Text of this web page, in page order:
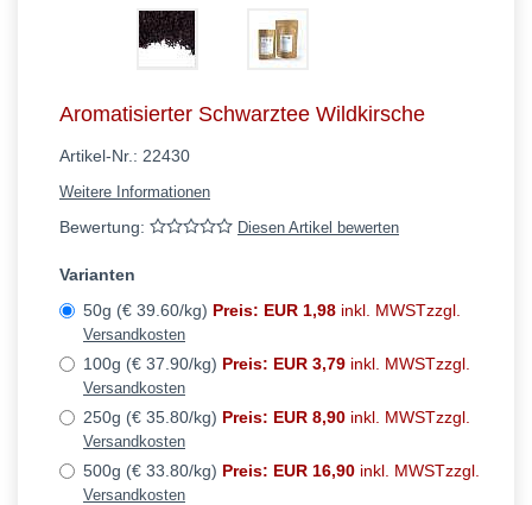
Aromatisierter Schwarztee Wildkirsche
Artikel-Nr.: 22430
Weitere Informationen
Bewertung: Diesen Artikel bewerten
Varianten
50g (€ 39.60/kg) Preis: EUR 1,98 inkl. MWSTzzgl.
Versandkosten
100g (€ 37.90/kg) Preis: EUR 3,79 inkl. MWSTzzgl.
Versandkosten
250g (€ 35.80/kg) Preis: EUR 8,90 inkl. MWSTzzgl.
Versandkosten
500g (€ 33.80/kg) Preis: EUR 16,90 inkl. MWSTzzgl.
Versandkosten